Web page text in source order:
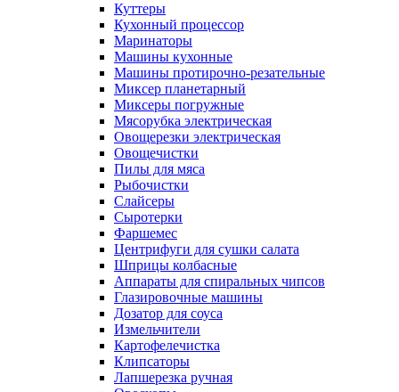
Куттеры
Кухонный процессор
Маринаторы
Машины кухонные
Машины протирочно-резательные
Миксер планетарный
Миксеры погружные
Мясорубка электрическая
Овощерезки электрическая
Овощечистки
Пилы для мяса
Рыбочистки
Слайсеры
Сыротерки
Фаршемес
Центрифуги для сушки салата
Шприцы колбасные
Аппараты для спиральных чипсов
Глазировочные машины
Дозатор для соуса
Измельчители
Картофелечистка
Клипсаторы
Лапшерезка ручная